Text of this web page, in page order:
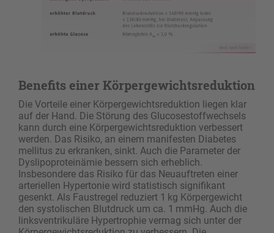
Benefits einer Körpergewichtsreduktion
Die Vorteile einer Körpergewichtsreduktion liegen klar
auf der Hand. Die Störung des Glucosestoffwechsels
kann durch eine Körpergewichtsreduktion verbessert
werden. Das Risiko, an einem manifesten Diabetes
mellitus zu erkranken, sinkt. Auch die Parameter der
Dyslipoproteinämie bessern sich erheblich.
Insbesondere das Risiko für das Neuauftreten einer
arteriellen Hypertonie wird statistisch signifikant
gesenkt. Als Faustregel reduziert 1 kg Körpergewicht
den systolischen Blutdruck um ca. 1 mmHg. Auch die
linksventrikuläre Hypertrophie vermag sich unter der